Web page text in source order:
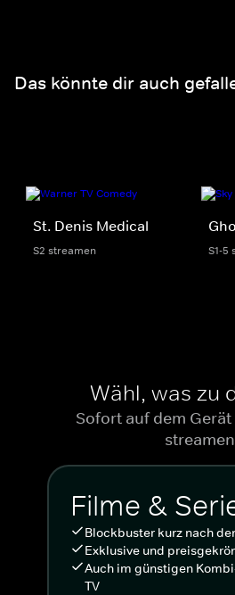
Das könnte dir auch
St. Denis Medical
S2 streamen S1-5
Wähl, was zu
Sofort auf dem
streamen
Filme &
Blockbuster kurz nach
Exklusive und
Auch im günstigen
TV